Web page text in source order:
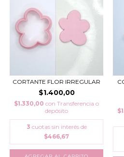
CORTANTE FLOR IRREGULAR
$1.400,00
$1.330,00 con Transferencia o
depósito
3 cuotas sin interés de
$466,67